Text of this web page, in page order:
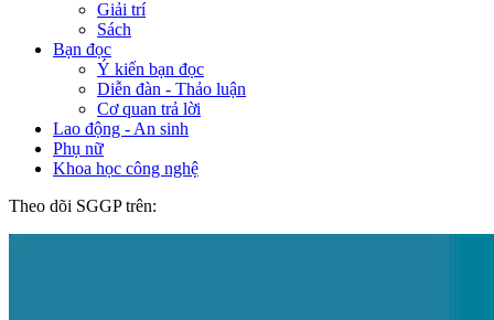
Giải trí
Sách
Bạn đọc
Ý kiến bạn đọc
Diễn đàn - Thảo luận
Cơ quan trả lời
Lao động - An sinh
Phụ nữ
Khoa học công nghệ
Theo dõi SGGP trên: